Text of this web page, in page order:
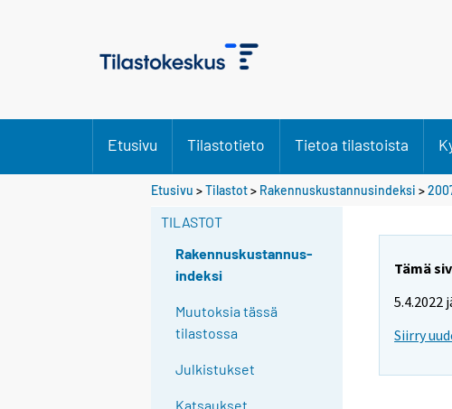
Etusivu Tilastotieto Tietoa tilastoista
Etusivu >Tilastot> Rakennuskustannusindeksi >
TILASTOT
Rakennuskustannus-
indeksi
Muutoksia tässä
tilastossa
Julkistukset
Katsaukset
Tämä
Siirry